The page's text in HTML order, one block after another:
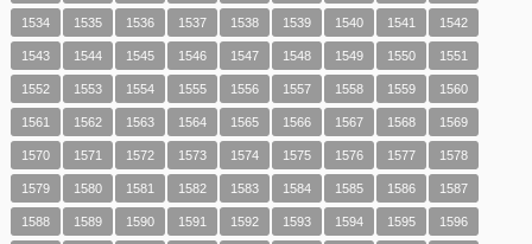
1534 1535 1536 1537 1538 1539 1540 1541 1542
1543 1544 1545 1546 1547 1548 1549 1550 1551
1552 1553 1554 1555 1556 1557 1558 1559 1560
1561 1562 1563 1564 1565 1566 1567 1568 1569
1570 1571 1572 1573 1574 1575 1576 1577 1578
1579 1580 1581 1582 1583 1584 1585 1586 1587
1588 1589 1590 1591 1592 1593 1594 1595 1596